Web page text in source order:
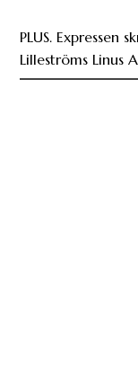
PLUS.
Lilleströms Linus